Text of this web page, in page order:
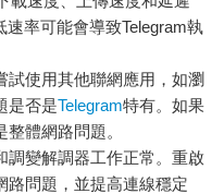
速率可能會導致Telegram執
試使用其他聯網應用，如瀏
是否是Telegram特有。如果
體網路問題。
調變解調器工作正常。重啟
路問題，並提高連線穩定